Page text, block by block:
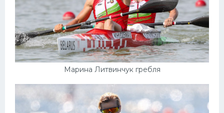
Марина Литвинчук гребля